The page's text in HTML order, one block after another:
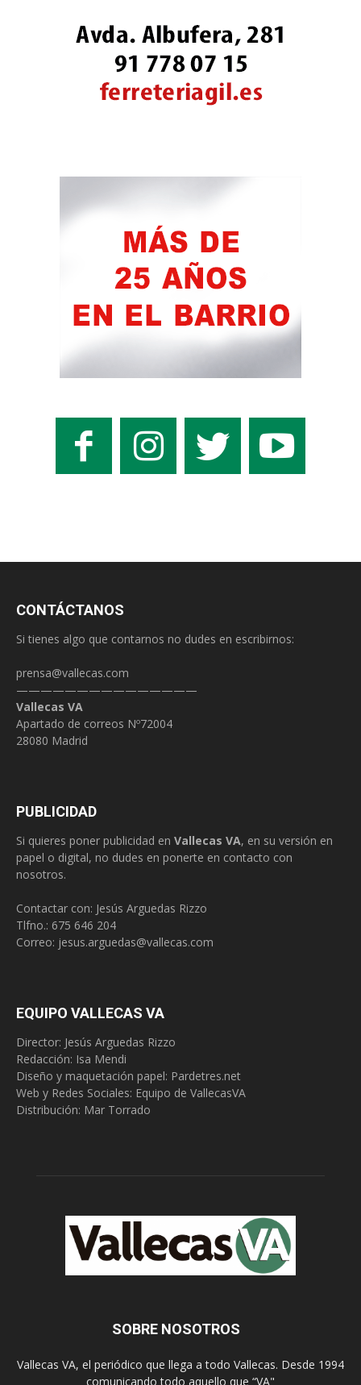
CONTÁCTANOS
Si tienes algo que contarnos no dudes en escribirnos:
prensa@vallecas.com
———————————————
Vallecas VA
Apartado de correos Nº72004
28080 Madrid
PUBLICIDAD
Si quieres poner publicidad en Vallecas VA, en su versión en
papel o digital, no dudes en ponerte en contacto con
nosotros.
Contactar con: Jesús Arguedas Rizzo
Tlfno.: 675 646 204
Correo: jesus.arguedas@vallecas.com
EQUIPO VALLECAS VA
Director: Jesús Arguedas Rizzo
Redacción: Isa Mendi
Diseño y maquetación papel: Pardetres.net
Web y Redes Sociales: Equipo de VallecasVA
Distribución: Mar Torrado
SOBRE NOSOTROS
Vallecas VA, el periódico que llega a todo Vallecas. Desde 1994
comunicando todo aquello que “VA"